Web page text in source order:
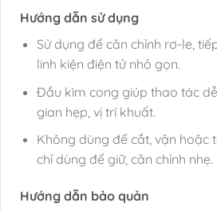
Hướng dẫn sử dụng
Sử dụng để căn chỉnh rơ-le,
linh kiện điện tử nhỏ gọn.
Đầu kìm cong giúp thao tác
gian hẹp, vị trí khuất.
Không dùng để cắt, vặn hoặc
chỉ dùng để giữ, căn chỉnh nhẹ.
Hướng dẫn bảo quản